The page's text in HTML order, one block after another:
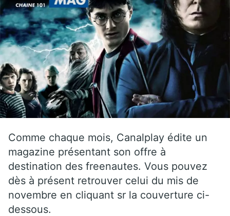
Comme chaque mois, Canalplay édite un
magazine présentant son offre à
destination des freenautes. Vous pouvez
dès à présent retrouver celui du mis de
novembre en cliquant sr la couverture ci-
dessous.